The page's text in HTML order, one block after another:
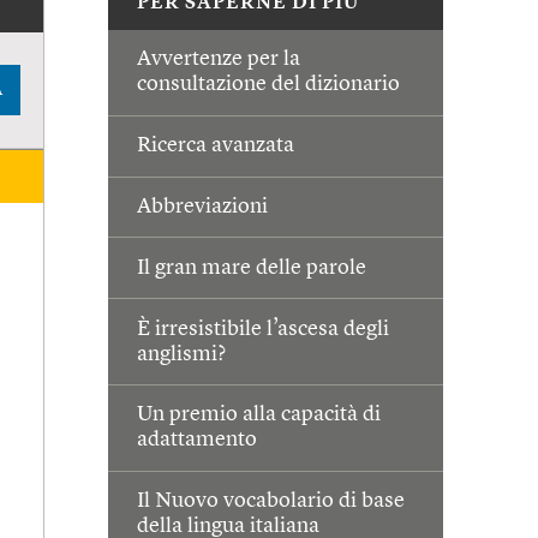
Avvertenze per la
consultazione del dizionario
Ricerca avanzata
Abbreviazioni
Il gran mare delle parole
È irresistibile l’ascesa degli
anglismi?
Un premio alla capacità di
adattamento
Il Nuovo vocabolario di base
della lingua italiana